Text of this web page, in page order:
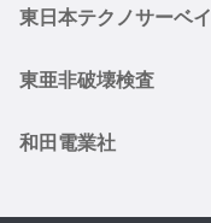
東日本テクノサーベイ
東亜非破壊検査
和田電業社